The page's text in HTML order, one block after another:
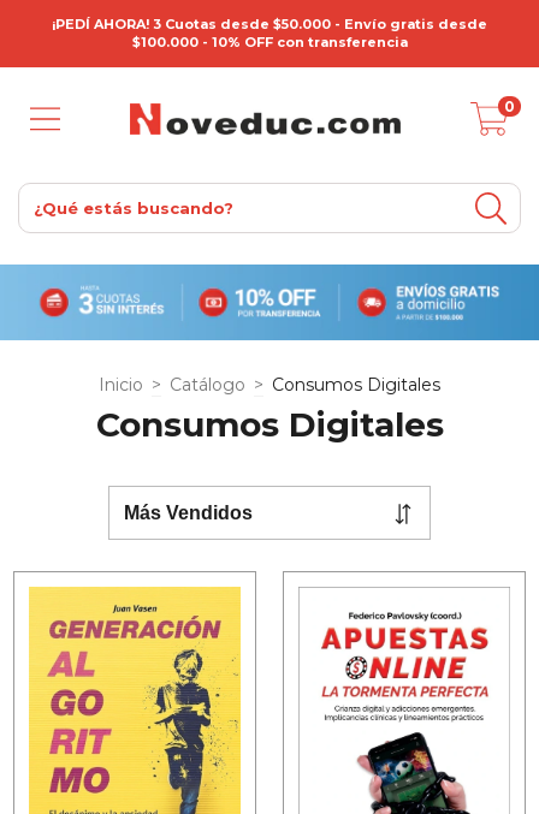
¡PEDÍ AHORA! 3 Cuotas desde $50.000 - Envío gratis desde
$100.000 - 10% OFF con transferencia
0
Inicio > Catálogo > Consumos Digitales
Consumos Digitales